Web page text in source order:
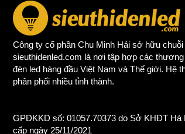
Công ty cổ phần Chu Minh Hải sở hữu chuỗi
sieuthidenled.com là nơi tập hợp các thương
đèn led hàng đầu Việt Nam và Thế giới. Hệ
phân phối nhiều tỉnh thành.
GPĐKKD số: 01057.70373 do Sở KHĐT Hà
cấp ngày 25/11/2021